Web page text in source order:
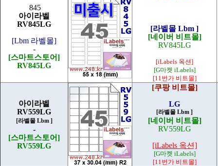
845
아이라벨
RV845LG
[Lbm 라벨몰]
-
[스마트스토어]
RV845LG
[라벨몰 Lbm ]
[네이버 비트몰]
RV845LG
[iLabels 옥션]
[G마켓 iLabels]
[11번가 비트몰]
아이라벨
RV559LG
[라벨몰 Lbm ]
-
[스마트스토어]
RV559LG
[쿠팡 비트몰]
LG
[라벨몰 Lbm ]
[네이버 비트몰]
RV559LG
[iLabels 옥션]
[G마켓 iLabels]
[11번가 비트몰]